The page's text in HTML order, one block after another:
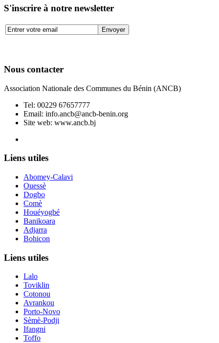
S'inscrire à notre newsletter
Nous contacter
Association Nationale des Communes du Bénin (ANCB)
Tel: 00229 67657777
Email: info.ancb@ancb-benin.org
Site web: www.ancb.bj
Liens utiles
Abomey-Calavi
Ouessè
Dogbo
Comè
Houéyogbé
Banikoara
Adjarra
Bohicon
Liens utiles
Lalo
Toviklin
Cotonou
Avrankou
Porto-Novo
Sèmè-Podji
Ifangni
Toffo